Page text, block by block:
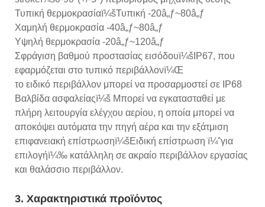
Τυπική θερμοκρασίαï¼šΤυπική -20â„ƒ~80â„ƒ
Χαμηλή θερμοκρασία -40â„ƒ~80â„ƒ
Υψηλή θερμοκρασία -20â„ƒ~120â„ƒ
Σφράγιση βαθμού προστασίας εισόδουï¼šIP67, που
εφαρμόζεται στο τυπικό περιβάλλονï¼Œ
το ειδικό περιβάλλον μπορεί να προσαρμοστεί σε IP68
Βαλβίδα ασφαλείαςï¼š Μπορεί να εγκατασταθεί με
πλήρη λειτουργία ελέγχου αερίου, η οποία μπορεί να
αποκόψει αυτόματα την πηγή αέρα και την εξάτμιση
επιφανειακή επίστρωσηï¼šΕιδική επίστρωση ï¼ˆγια
επιλογήï¼‰ κατάλληλη σε ακραίο περιβάλλον εργασίας
και θαλάσσιο περιβάλλον.
3. Χαρακτηριστικά προϊόντος